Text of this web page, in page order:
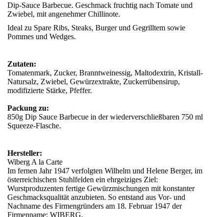
Dip-Sauce Barbecue. Geschmack fruchtig nach Tomate und
Zwiebel, mit angenehmer Chillinote.
Ideal zu Spare Ribs, Steaks, Burger und Gegrilltem sowie
Pommes und Wedges.
Zutaten:
Tomatenmark, Zucker, Branntweinessig, Maltodextrin, Kristall-
Natursalz, Zwiebel, Gewürzextrakte, Zuckerrübensirup,
modifizierte Stärke, Pfeffer.
Packung zu:
850g Dip Sauce Barbecue in der wiederverschließbaren 750 ml
Squeeze-Flasche.
Hersteller:
Wiberg A la Carte
Im fernen Jahr 1947 verfolgten Wilhelm und Helene Berger, im
österreichischen Stuhlfelden ein ehrgeiziges Ziel:
Wurstproduzenten fertige Gewürzmischungen mit konstanter
Geschmacksqualität anzubieten. So entstand aus Vor- und
Nachname des Firmengründers am 18. Februar 1947 der
Firmenname: WIBERG.